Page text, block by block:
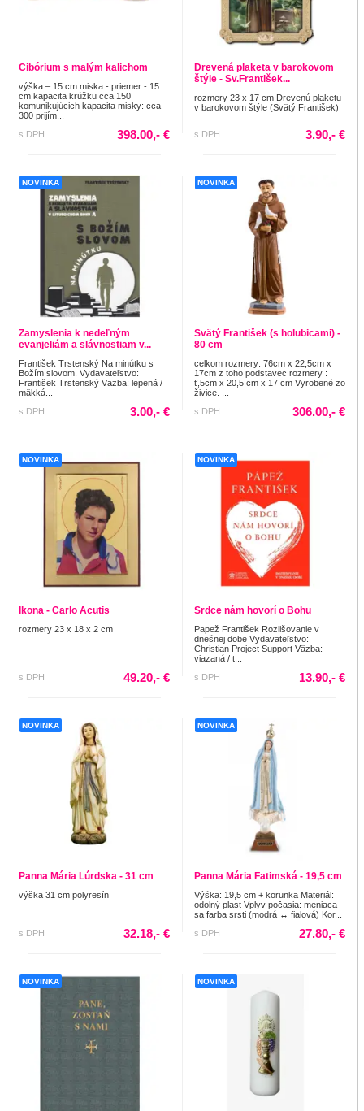
Cibórium s malým kalichom
výška – 15 cm miska - priemer - 15
cm kapacita krúžku cca 150
komunikujúcich kapacita misky: cca
300 prijím...
s DPH
398.00,- €
Drevená plaketa v barokovom
štýle - Sv.František...
rozmery 23 x 17 cm Drevenú plaketu
v barokovom štýle (Svätý František)
s DPH 3.90,- €
NOVINKA
Zamyslenia k nedeľným
evanjeliám a slávnostiam v...
František Trstenský Na minútku s
Božím slovom. Vydavateľstvo:
František Trstenský Väzba: lepená /
mäkká...
s DPH
3.00,- €
NOVINKA
Svätý František (s holubicami) -
80 cm
celkom rozmery: 76cm x 22,5cm x
17cm z toho podstavec rozmery :
ť,5cm x 20,5 cm x 17 cm Vyrobené zo
živice. ...
s DPH
306.00,- €
NOVINKA
Ikona - Carlo Acutis
rozmery 23 x 18 x 2 cm
s DPH 49.20,- €
NOVINKA
Srdce nám hovorí o Bohu
Papež František Rozlišovanie v
dnešnej dobe Vydavateľstvo:
Christian Project Support Väzba:
viazaná / t...
s DPH
13.90,- €
NOVINKA
Panna Mária Lúrdska - 31 cm
výška 31 cm polyresín
s DPH 32.18,- €
NOVINKA
Panna Mária Fatimská - 19,5 cm
Výška: 19,5 cm + korunka Materiál:
odolný plast Vplyv počasia: meniaca
sa farba srsti (modrá ↔ fialová) Kor...
s DPH
27.80,- €
NOVINKA NOVINKA